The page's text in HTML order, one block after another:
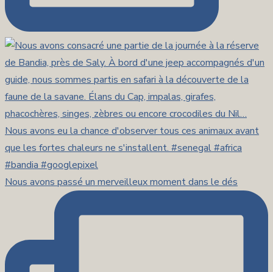
Nous avons passé un merveilleux moment dans le dés